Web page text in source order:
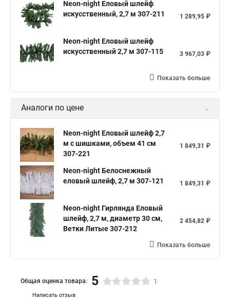
Neon-night Еловый шлейф
искусственный, 2,7 м 307-211
1 289,95 ₽
Neon-night Еловый шлейф
искусственный 2,7 м 307-115
3 967,03 ₽
Показать больше
Аналоги по цене
Neon-night Еловый шлейф 2,7
м с шишками, объем 41 см
307-221
1 849,31 ₽
Neon-night Белоснежный
еловый шлейф, 2,7 м 307-121
1 849,31 ₽
Neon-night Гирлянда Еловый
шлейф, 2,7 м, диаметр 30 см,
Ветки Литые 307-212
2 454,82 ₽
Показать больше
Написать отзыв
Общая оценка товара: 5 1